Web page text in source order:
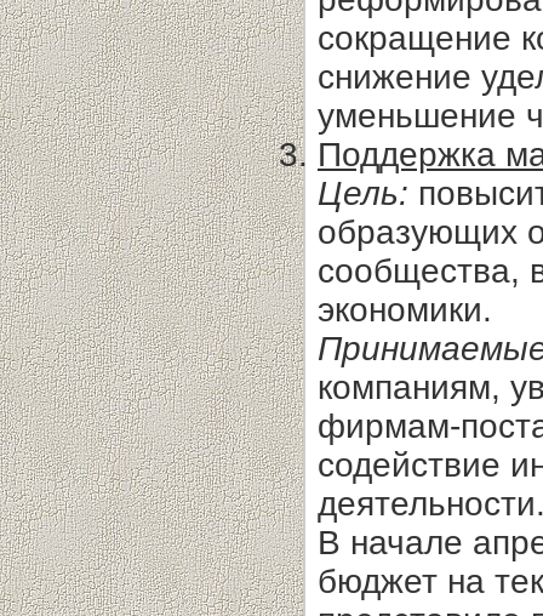
сокращение
снижение
уменьшение
Поддержка
Цель:
образующих
сообщества,
экономики.
компаниям,
фирмам-
содействие
В начале
бюджет на